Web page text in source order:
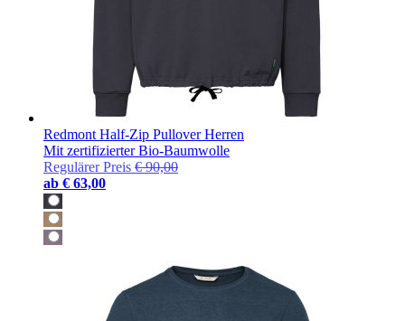
Redmont Half-Zip Pullover Herren
Mit zertifizierter Bio-Baumwolle
Regulärer Preis € 90,00
ab € 63,00